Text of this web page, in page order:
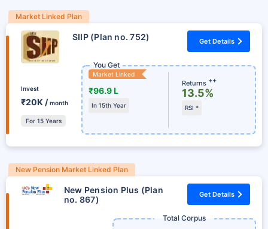
Market Linked Plan
SIIP (Plan no. 752) Get Details
Invest
₹20K /month
For 15 Years
You Get
Market Linked
₹96.9 L
In 15th Year
Returns ++
13.5%
RSI *
New Pension Market Linked Plan
New Pension Plus (Plan
no. 867)
Get Details
Total Corpus